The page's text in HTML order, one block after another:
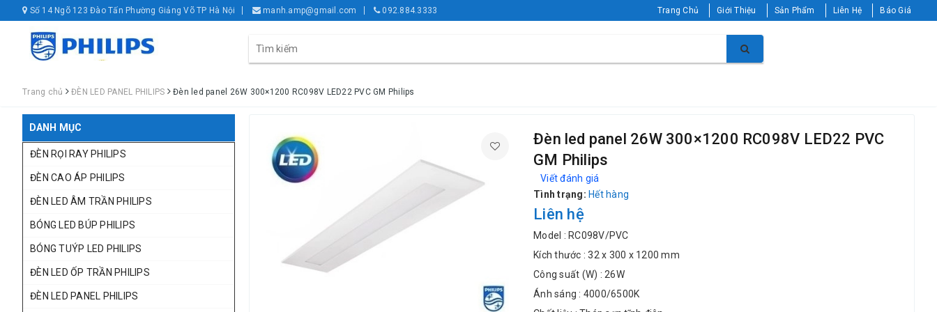
Số 14 Ngõ 123 Đào Tấn Phường Giảng Võ TP Hà Nội manh.amp@gmail.com 092.884.3333 Trang Chủ Giới Thiệu Sản Phẩm Liên Hệ Báo Giá
Trang chủ ĐÈN LED PANEL PHILIPS Đèn led panel 26W 300×1200 RC098V LED22 PVC GM Philips
DANH MỤC
ĐÈN RỌI RAY PHILIPS
ĐÈN CAO ÁP PHILIPS
ĐÈN LED ÂM TRẦN PHILIPS
BÓNG LED BÚP PHILIPS
BÓNG TUÝP LED PHILIPS
ĐÈN LED ỐP TRẦN PHILIPS
ĐÈN LED PANEL PHILIPS
Đèn led panel 26W 300×1200 RC098V LED22 PVC
GM Philips
Viết đánh giá
Tình trạng: Hết hàng
Liên hệ
Model : RC098V/PVC
Kích thước : 32 x 300 x 1200 mm
Công suất (W) : 26W
Ánh sáng : 4000/6500K